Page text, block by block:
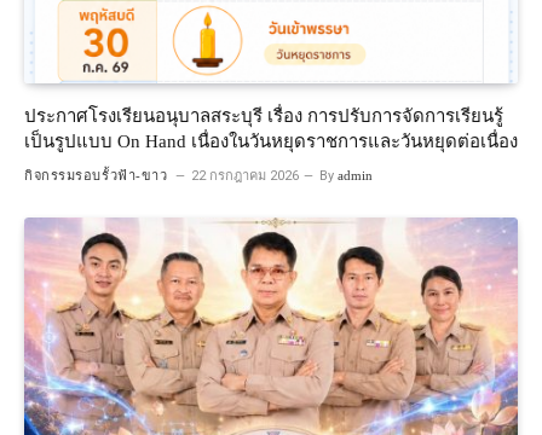
ประกาศโรงเรียนอนุบาลสระบุรี เรื่อง การปรับการจัดการเรียนรู้
เป็นรูปแบบ On Hand เนื่องในวันหยุดราชการและวันหยุดต่อเนื่อง
กิจกรรมรอบรั้วฟ้า-ขาว 22 กรกฎาคม 2026 By admin